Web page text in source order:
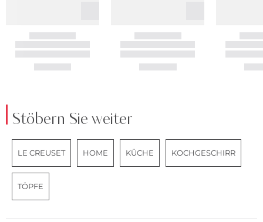
Stöbern Sie weiter
LE CREUSET HOME KÜCHE KOCHGESCHIRR
TÖPFE